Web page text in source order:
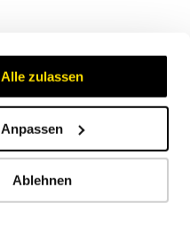
Alle zulassen
Anpassen
Ablehnen